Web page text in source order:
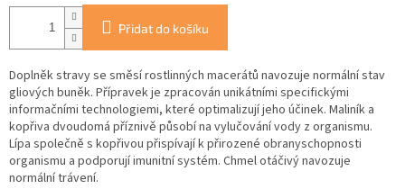
Přidat do košíku
Doplněk stravy se směsí rostlinných macerátů navozuje normální stav
gliových buněk. Přípravek je zpracován unikátními specifickými
informačními technologiemi, které optimalizují jeho účinek. Maliník a
kopřiva dvoudomá příznivě působí na vylučování vody z organismu.
Lípa společně s kopřivou přispívají k přirozené obranyschopnosti
organismu a podporují imunitní systém. Chmel otáčivý navozuje
normální trávení.